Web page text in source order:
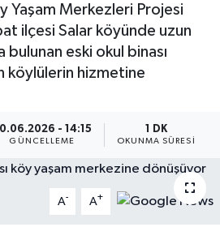
Yaşam Merkezleri Projesi
ilçesi Salar köyünde uzun
eski okul binası
köylülerin hizmetine
- 14:15
GÜNCELLEME
1 DK
OKUNMA SÜRESI
A- A+